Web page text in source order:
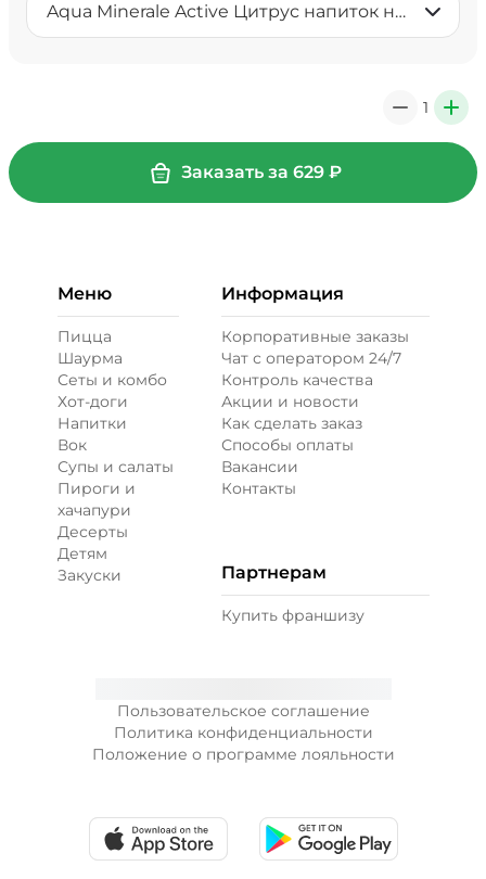
Aqua Minerale Active Цитрус напиток негазированный 0,5 л
1 +
Заказать за 629₽
Пользовательское соглашение
Политика конфиденциальности
Положение о программе лояльности
Меню
Пицца
Шаурма
Сеты и комбо
Хот-доги
Напитки
Вок
Супы и салаты
Пироги и
хачапури
Десерты
Детям
Закуски
Информация
Корпоративные заказы
Чат с оператором 24/7
Контроль качества
Акции и новости
Как сделать заказ
Способы оплаты
Вакансии
Контакты
Партнерам
Купить франшизу